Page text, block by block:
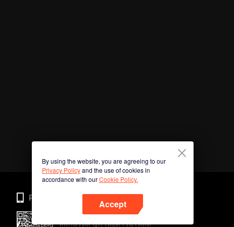
By using the website, you are agreeing to our
Privacy Policyand the use of cookies in
accordance with ourCookie Policy.
Accept
Phone
สแกนรหัส QR เพื่อดาวน์โหลด